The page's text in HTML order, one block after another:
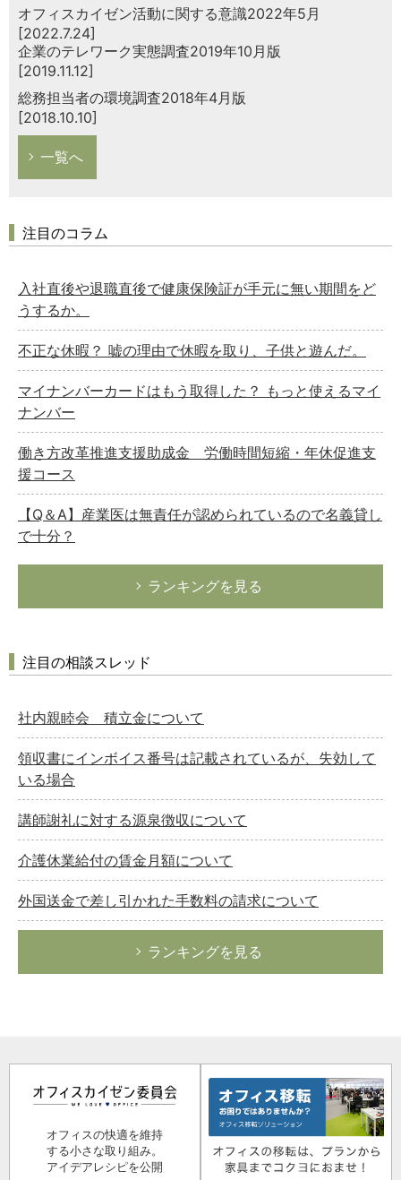
オフィスカイゼン活動に関する意識2022年5月
[2022.7.24]
企業のテレワーク実態調査2019年10月版
[2019.11.12]
総務担当者の環境調査2018年4月版
[2018.10.10]
一覧へ
注目のコラム
入社直後や退職直後で健康保険証が手元に無い期間をど
うするか。
不正な休暇？ 嘘の理由で休暇を取り、子供と遊んだ。
マイナンバーカードはもう取得した？ もっと使えるマイ
ナンバー
働き方改革推進支援助成金 労働時間短縮・年休促進支
援コース
【Q＆A】産業医は無責任が認められているので名義貸し
で十分？
ランキングを見る
注目の相談スレッド
社内親睦会 積立金について
領収書にインボイス番号は記載されているが、失効して
いる場合
講師謝礼に対する源泉徴収について
介護休業給付の賃金月額について
外国送金で差し引かれた手数料の請求について
ランキングを見る
オフィスの快適を維持
する小さな取り組み。
アイデアレシピを公開